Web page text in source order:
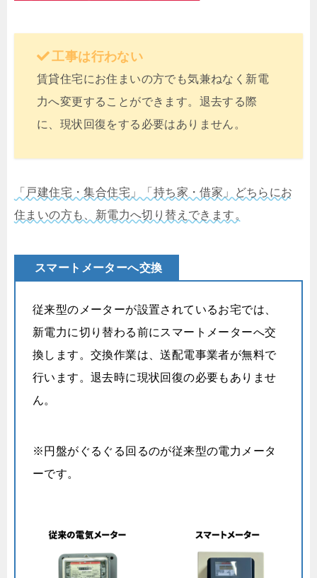
工事は行わない
賃貸住宅にお住まいの方でも気兼ねなく新電
力へ変更することができます。退去する際
に、現状回復をする必要はありません。
「戸建住宅・集合住宅」「持ち家・借家」どちらにお
住まいの方も、新電力へ切り替えできます。
スマートメーターへ交換
従来型のメーターが設置されているお宅では、
新電力に切り替わる前にスマートメーターへ交
換します。交換作業は、送配電事業者が無料で
行います。退去時に現状回復の必要もありませ
ん。
※円盤がぐるぐる回るのが従来型の電力メータ
ーです。